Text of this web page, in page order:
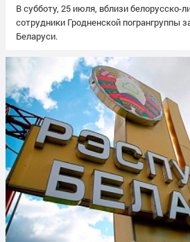
В субботу, 25 июля, вблизи белорусско-
сотрудники Гродненской погрангруппы
Беларуси.